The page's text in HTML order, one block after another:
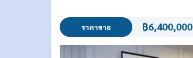
ราคาขาย ฿6,400,000